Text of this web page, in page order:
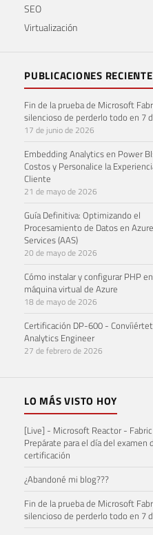
SEO
Virtualización
PUBLICACIONES
Fin de la prueba de Microsoft
silencioso de perderlo todo en 7
17 de junio de 2026
Embedding Analytics en Power
Costos y Personalice la
Cliente
21 de mayo de 2026
Guía Definitiva: Optimizando el
Procesamiento de Datos en
Services (AAS)
20 de mayo de 2026
Cómo instalar y configurar PHP
máquina virtual de Azure
18 de mayo de 2026
Certificación DP-600 -
Analytics Engineer
27 de febrero de 2026
LO MÁS VISTO HOY
[Live] - Microsoft Reactor - Fabric
Prepárate para el día del examen
certificación
¿Abandoné mi blog???
Fin de la prueba de Microsoft
silencioso de perderlo todo en 7